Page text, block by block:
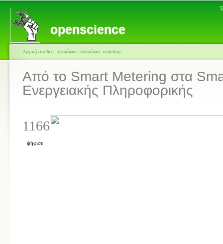
openscience
Αρχική σελίδα › Ιστολόγια › Ιστολόγιο: vnikolop
Από το Smart Metering στα
Ενεργειακής Πληροφορικής
1166
ψήφισε